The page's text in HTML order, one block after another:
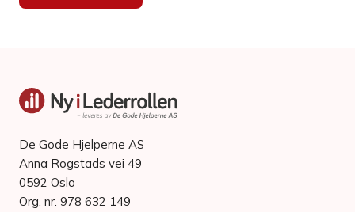
De Gode Hjelperne AS
Anna Rogstads vei 49
0592 Oslo
Org. nr. 978 632 149